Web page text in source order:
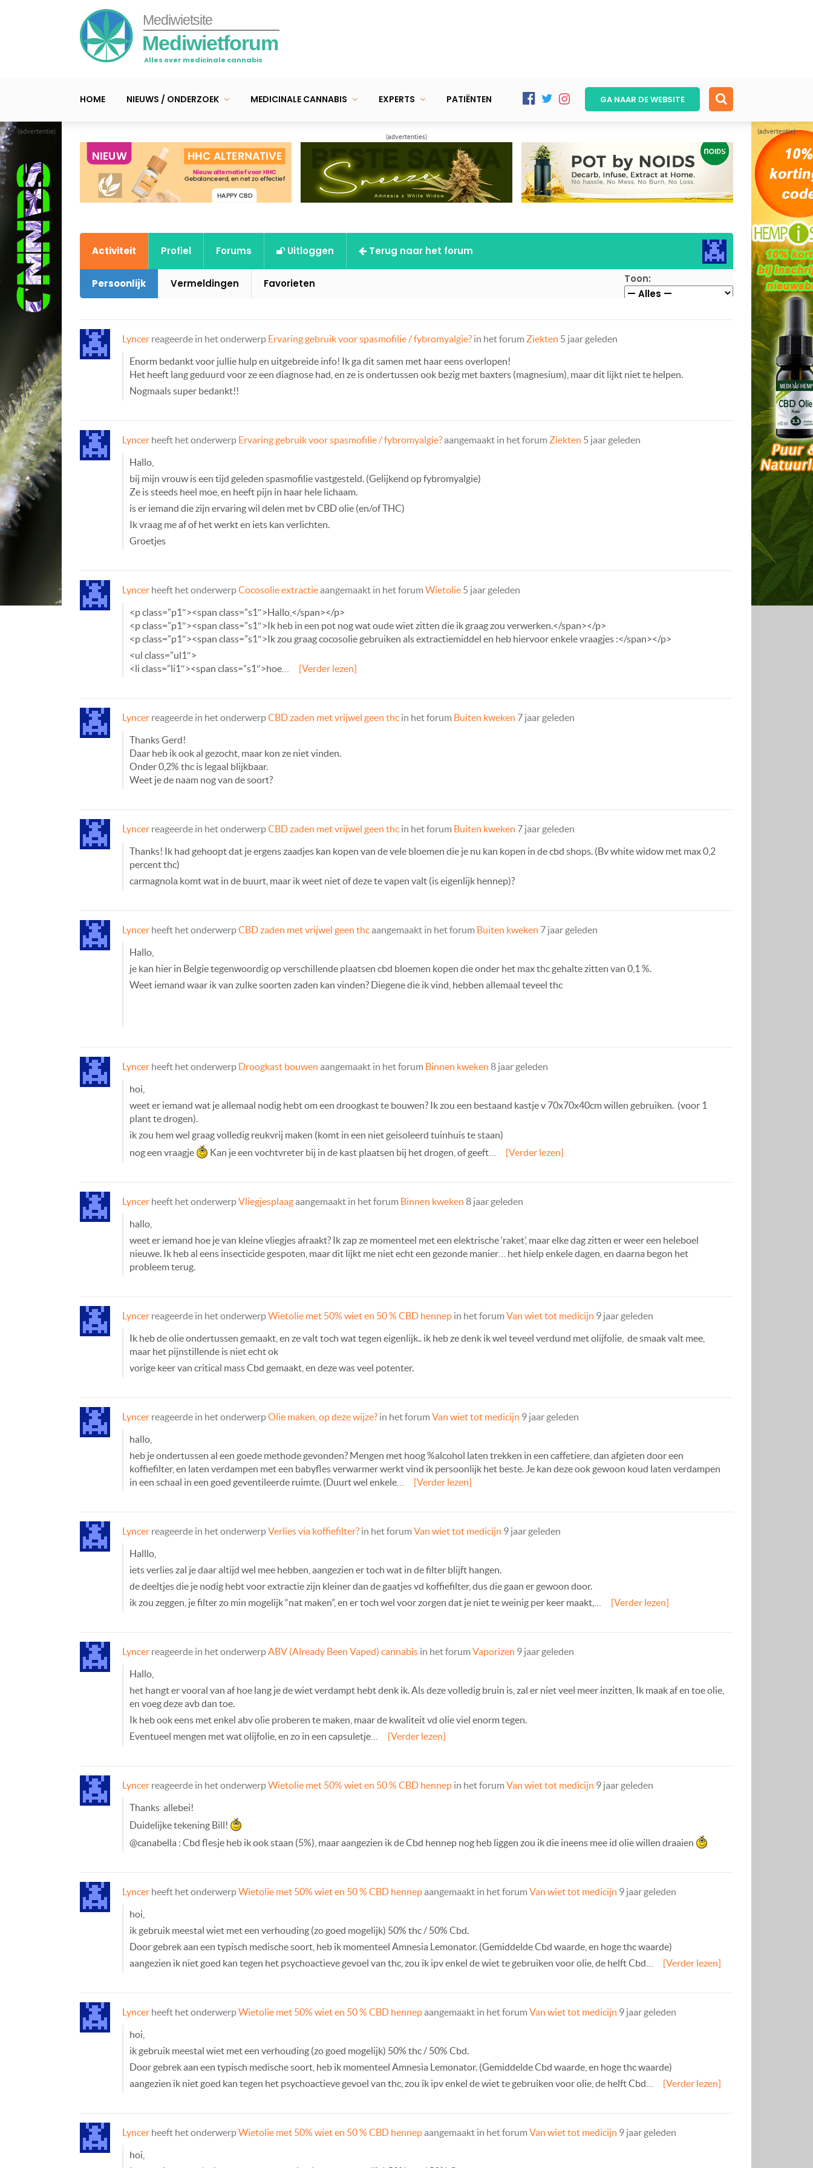
(advertentie) (advertentie)
Mediwietsite
Mediwietforum
Alles over medicinale cannabis
HOME NIEUWS / ONDERZOEK MEDICINALE CANNABIS EXPERTS PATIËNTEN GA NAAR DEWEBSITE
(advertenties)
Activiteit Profiel Forums Uitloggen Terug naar het forum
Persoonlijk Vermeldingen Favorieten Toon:
Lyncer reageerde in het onderwerp Ervaring gebruik voor spasmofilie / fybromyalgie? in het forum Ziekten 5 jaar geleden
Enorm bedankt voor jullie hulp en uitgebreide info! Ik ga dit samen met haar eens overlopen!
Het heeft lang geduurd voor ze een diagnose had, en ze is ondertussen ook bezig met baxters (magnesium), maar dit lijkt niet te helpen.
Nogmaals super bedankt!!
Lyncer heeft het onderwerp Ervaring gebruik voor spasmofilie / fybromyalgie?aangemaakt in het forum Ziekten 5 jaar geleden
Hallo,
bij mijn vrouw is een tijd geleden spasmofilie vastgesteld. (Gelijkend op fybromyalgie)
Ze is steeds heel moe, en heeft pijn in haar hele lichaam.
is er iemand die zijn ervaring wil delen met bv CBD olie (en/of THC)
Ik vraag me af of het werkt en iets kan verlichten.
Groetjes
Lyncer heeft het onderwerpCocosolie extractieaangemaakt in het forum Wietolie 5 jaar geleden
<p class=”p1″><span class=”s1″>Hallo,</span></p>
<p class=”p1″><span class=”s1″>Ik heb in een pot nog wat oude wiet zitten die ik graag zou verwerken.</span></p>
<p class=”p1″><span class=”s1″>Ik zou graag cocosolie gebruiken als extractiemiddel en heb hiervoor enkele vraagjes :</span></p>
<ul class=”ul1″>
<li class=”li1″><span class=”s1″>hoe…
[Verder lezen]
Lyncer reageerde in het onderwerpCBD zaden met vrijwel geen thc in het forum Buiten kweken 7 jaar geleden
Thanks Gerd!
Daar heb ik ook al gezocht, maar kon ze niet vinden.
Onder 0,2% thc is legaal blijkbaar.
Weet je de naam nog van de soort?
Lyncer reageerde in het onderwerpCBD zaden met vrijwel geen thc in het forum Buiten kweken 7 jaar geleden
Thanks! Ik had gehoopt dat je ergens zaadjes kan kopen van de vele bloemen die je nu kan kopen in de cbd shops. (Bv white widow met max 0,2
percent thc)
carmagnola komt wat in de buurt, maar ik weet niet of deze te vapen valt (is eigenlijk hennep)?
Lyncer heeft het onderwerpCBD zaden met vrijwel geen thcaangemaakt in het forum Buiten kweken 7 jaar geleden
Hallo,
je kan hier in Belgie tegenwoordig op verschillende plaatsen cbd bloemen kopen die onder het max thc gehalte zitten van 0,1 %.
Weet iemand waar ik van zulke soorten zaden kan vinden? Diegene die ik vind, hebben allemaal teveel thc
Lyncer heeft het onderwerp Droogkast bouwen aangemaakt in het forum Binnen kweken 8 jaar geleden
hoi,
weet er iemand wat je allemaal nodig hebt om een droogkast te bouwen? Ik zou een bestaand kastje v 70x70x40cm willen gebruiken. (voor 1
plant te drogen).
ik zou hem wel graag volledig reukvrij maken (komt in een niet geisoleerd tuinhuis te staan)
nog een vraagje
Kan je een vochtvreter bij in de kast plaatsen bij het drogen, of geeft… [Verder lezen]
Lyncer heeft het onderwerpVliegjesplaagaangemaakt in het forum Binnen kweken 8 jaar geleden
hallo,
weet er iemand hoe je van kleine vliegjes afraakt? Ik zap ze momenteel met een elektrische ‘raket’, maar elke dag zitten er weer een heleboel
nieuwe. Ik heb al eens insecticide gespoten, maar dit lijkt me niet echt een gezonde manier… het hielp enkele dagen, en daarna begon het
probleem terug.
Lyncer reageerde in het onderwerpWietolie met 50% wiet en 50 % CBD hennep in het forum Van wiet tot medicijn 9 jaar geleden
Ik heb de olie ondertussen gemaakt, en ze valt toch wat tegen eigenlijk.. ik heb ze denk ik wel teveel verdund met olijfolie, de smaak valt mee,
maar het pijnstillende is niet echt ok
vorige keer van critical mass Cbd gemaakt, en deze was veel potenter.
Lyncer reageerde in het onderwerpOlie maken, op deze wijze? in het forum Van wiet tot medicijn 9 jaar geleden
hallo,
heb je ondertussen al een goede methode gevonden? Mengen met hoog %alcohol laten trekken in een caffetiere, dan afgieten door een
koffiefilter, en laten verdampen met een babyfles verwarmer werkt vind ik persoonlijk het beste. Je kan deze ook gewoon koud laten verdampen
in een schaal in een goed geventileerde ruimte. (Duurt wel enkele…
[Verder lezen]
Lyncer reageerde in het onderwerpVerlies via koffiefilter? in het forum Van wiet tot medicijn 9 jaar geleden
Halllo,
iets verlies zal je daar altijd wel mee hebben, aangezien er toch wat in de filter blijft hangen.
de deeltjes die je nodig hebt voor extractie zijn kleiner dan de gaatjes vd koffiefilter, dus die gaan er gewoon door.
ik zou zeggen, je filter zo min mogelijk “nat maken”, en er toch wel voor zorgen dat je niet te weinig per keer maakt,…
[Verder lezen]
Lyncer reageerde in het onderwerp ABV (Already Been Vaped) cannabis in het forum Vaporizen 9 jaar geleden
Hallo,
het hangt er vooral van af hoe lang je de wiet verdampt hebt denk ik. Als deze volledig bruin is, zal er niet veel meer inzitten, Ik maak af en toe olie,
en voeg deze avb dan toe.
Ik heb ook eens met enkel abv olie proberen te maken, maar de kwaliteit vd olie viel enorm tegen.
Eventueel mengen met wat olijfolie, en zo in een capsuletje…
[Verder lezen]
Lyncer reageerde in het onderwerpWietolie met 50% wiet en 50 % CBD hennep in het forum Van wiet tot medicijn 9 jaar geleden
Thanks allebei!
Duidelijke tekening Bill!
@canabella : Cbd flesje heb ik ook staan (5%), maar aangezien ik de Cbd hennep nog heb liggen zou ik die ineens mee id olie willen draaien
Lyncer heeft het onderwerpWietolie met 50% wiet en 50 % CBD hennepaangemaakt in het forum Van wiet tot medicijn 9 jaar geleden
hoi,
ik gebruik meestal wiet met een verhouding (zo goed mogelijk) 50% thc / 50% Cbd.
Door gebrek aan een typisch medische soort, heb ik momenteel Amnesia Lemonator. (Gemiddelde Cbd waarde, en hoge thc waarde)
aangezien ik niet goed kan tegen het psychoactieve gevoel van thc, zou ik ipv enkel de wiet te gebruiken voor olie, de helft Cbd…
[Verder lezen]
Lyncer heeft het onderwerpWietolie met 50% wiet en 50 % CBD hennepaangemaakt in het forum Van wiet tot medicijn 9 jaar geleden
hoi,
ik gebruik meestal wiet met een verhouding (zo goed mogelijk) 50% thc / 50% Cbd.
Door gebrek aan een typisch medische soort, heb ik momenteel Amnesia Lemonator. (Gemiddelde Cbd waarde, en hoge thc waarde)
aangezien ik niet goed kan tegen het psychoactieve gevoel van thc, zou ik ipv enkel de wiet te gebruiken voor olie, de helft Cbd…
[Verder lezen]
Lyncer heeft het onderwerpWietolie met 50% wiet en 50 % CBD hennepaangemaakt in het forum Van wiet tot medicijn 9 jaar geleden
hoi,